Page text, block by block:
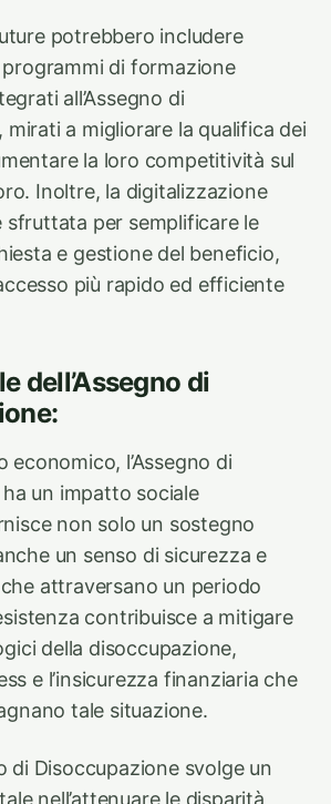
potrebbero includere
programmi di formazione
all’Assegno di
mirati a migliorare la qualifica dei
la loro competitività sul
Inoltre, la digitalizzazione
sfruttata per semplificare le
e gestione del beneficio,
più rapido ed efficiente
dell’Assegno di
economico, l’Assegno di
un impatto sociale
non solo un sostegno
un senso di sicurezza e
attraversano un periodo
contribuisce a mitigare
della disoccupazione,
e l’insicurezza finanziaria che
tale situazione.
di Disoccupazione svolge un
nell’attenuare le disparità